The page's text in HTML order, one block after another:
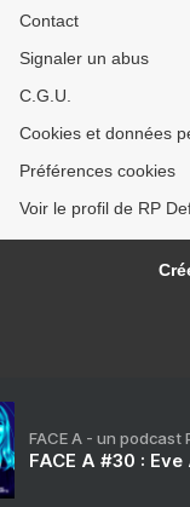
Contact
Signaler un abus
C.G.U.
Cookies et données
Préférences cookies
Voir le profil de RP
FACE A - un podcast
FACE A #30 :